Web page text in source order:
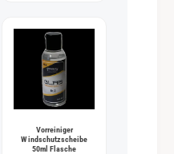
Vorreiniger
Windschutzscheibe
50ml Flasche